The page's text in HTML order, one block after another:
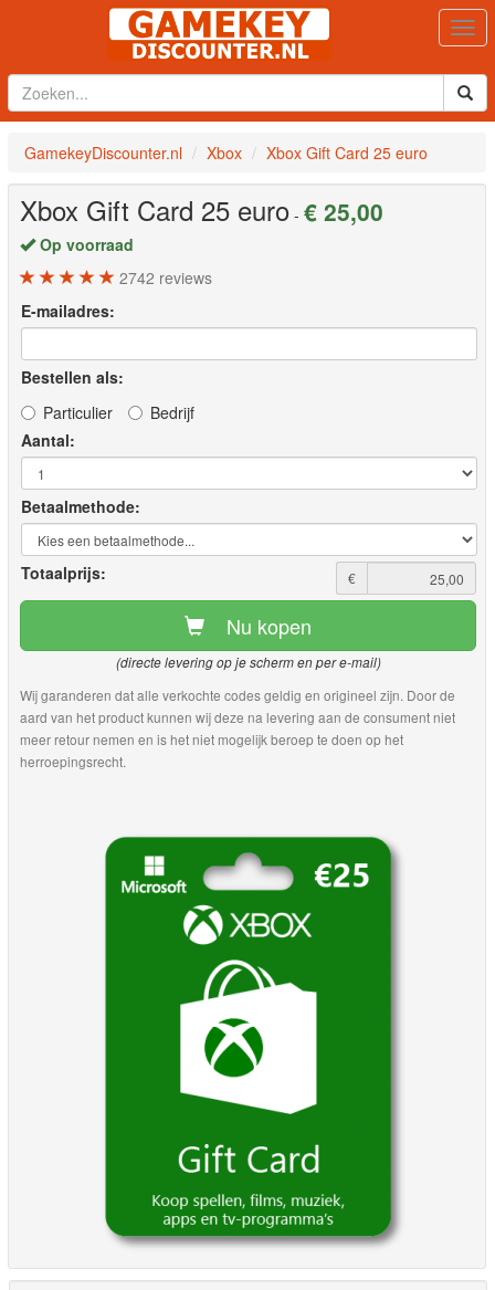
GamekeyDiscounter.nl Xbox Xbox Gift Card 25 euro
Xbox Gift Card 25 euro - € 25,00
Op voorraad
2742 reviews
E-mailadres:
Bestellen als:
Particulier
Bedrijf
Aantal:
Betaalmethode:
Totaalprijs: €
Nu kopen
(directe levering op je scherm en per e-mail)
Wij garanderen dat alle verkochte codes geldig en origineel zijn. Door de
aard van het product kunnen wij deze na levering aan de consument niet
meer retour nemen en is het niet mogelijk beroep te doen op het
herroepingsrecht.